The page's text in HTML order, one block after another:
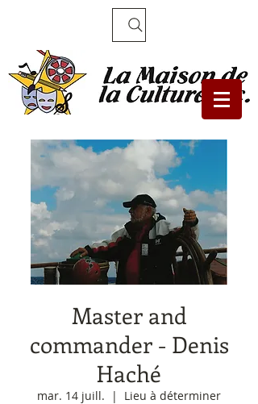
Master and
commander - Denis
Haché
mar. 14 juill.
  |
Lieu à déterminer